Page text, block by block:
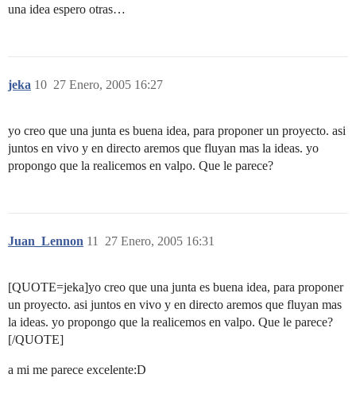
una idea espero otras…
jeka 27 Enero, 2005 16:27
10
yo creo que una junta es buena idea, para proponer un proyecto. asi
juntos en vivo y en directo aremos que fluyan mas la ideas. yo
propongo que la realicemos en valpo. Que le parece?
Juan_Lennon 27 Enero, 2005 16:31
11
[QUOTE=jeka]yo creo que una junta es buena idea, para proponer
un proyecto. asi juntos en vivo y en directo aremos que fluyan mas
la ideas. yo propongo que la realicemos en valpo. Que le parece?
[/QUOTE]
a mi me parece excelente:D